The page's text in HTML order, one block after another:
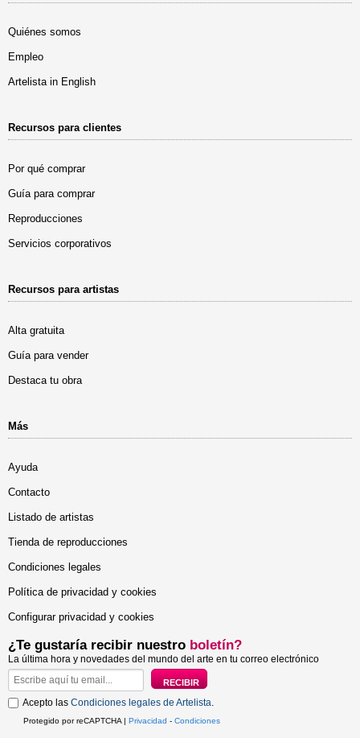
Quiénes somos
Empleo
Artelista in English
Recursos para clientes
Por qué comprar
Guía para comprar
Reproducciones
Servicios corporativos
Recursos para artistas
Alta gratuita
Guía para vender
Destaca tu obra
Más
Ayuda
Contacto
Listado de artistas
Tienda de reproducciones
Condiciones legales
Política de privacidad y cookies
Configurar privacidad y cookies
¿Te gustaría recibir nuestro boletín?
La última hora y novedades del mundo del arte en tu correo electrónico
Acepto las Condiciones legales de Artelista.
Protegido por reCAPTCHA | Privacidad - Condiciones